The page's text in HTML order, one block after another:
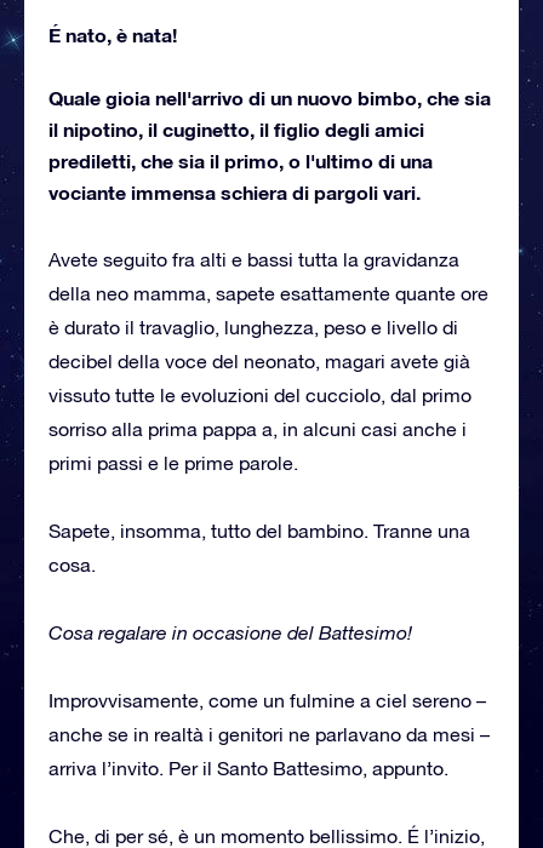
É nato, è nata!
Quale gioia nell'arrivo di un nuovo bimbo, che sia
il nipotino, il cuginetto, il figlio degli amici
prediletti, che sia il primo, o l'ultimo di una
vociante immensa schiera di pargoli vari.
Avete seguito fra alti e bassi tutta la gravidanza
della neo mamma, sapete esattamente quante ore
è durato il travaglio, lunghezza, peso e livello di
decibel della voce del neonato, magari avete già
vissuto tutte le evoluzioni del cucciolo, dal primo
sorriso alla prima pappa a, in alcuni casi anche i
primi passi e le prime parole.
Sapete, insomma, tutto del bambino. Tranne una
cosa.
Cosa regalare in occasione del Battesimo!
Improvvisamente, come un fulmine a ciel sereno –
anche se in realtà i genitori ne parlavano da mesi –
arriva l’invito. Per il Santo Battesimo, appunto.
Che, di per sé, è un momento bellissimo. É l’inizio,